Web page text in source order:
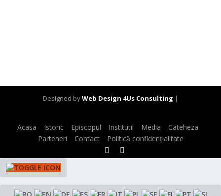
Designed byWeb Design 4Us Consulting |
Acasa Istoric Episcopul Institutii Media
Cateheza
Parteneri
Contact Politică confidențialitate